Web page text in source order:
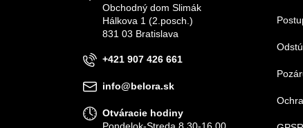
Obchodný dom Slimák
Hálkova 1 (2.posch.)
831 03 Bratislava
+421 907 426 661
info@belora.sk
Otváracie hodiny
Pondelok-Streda 8.30-16.00